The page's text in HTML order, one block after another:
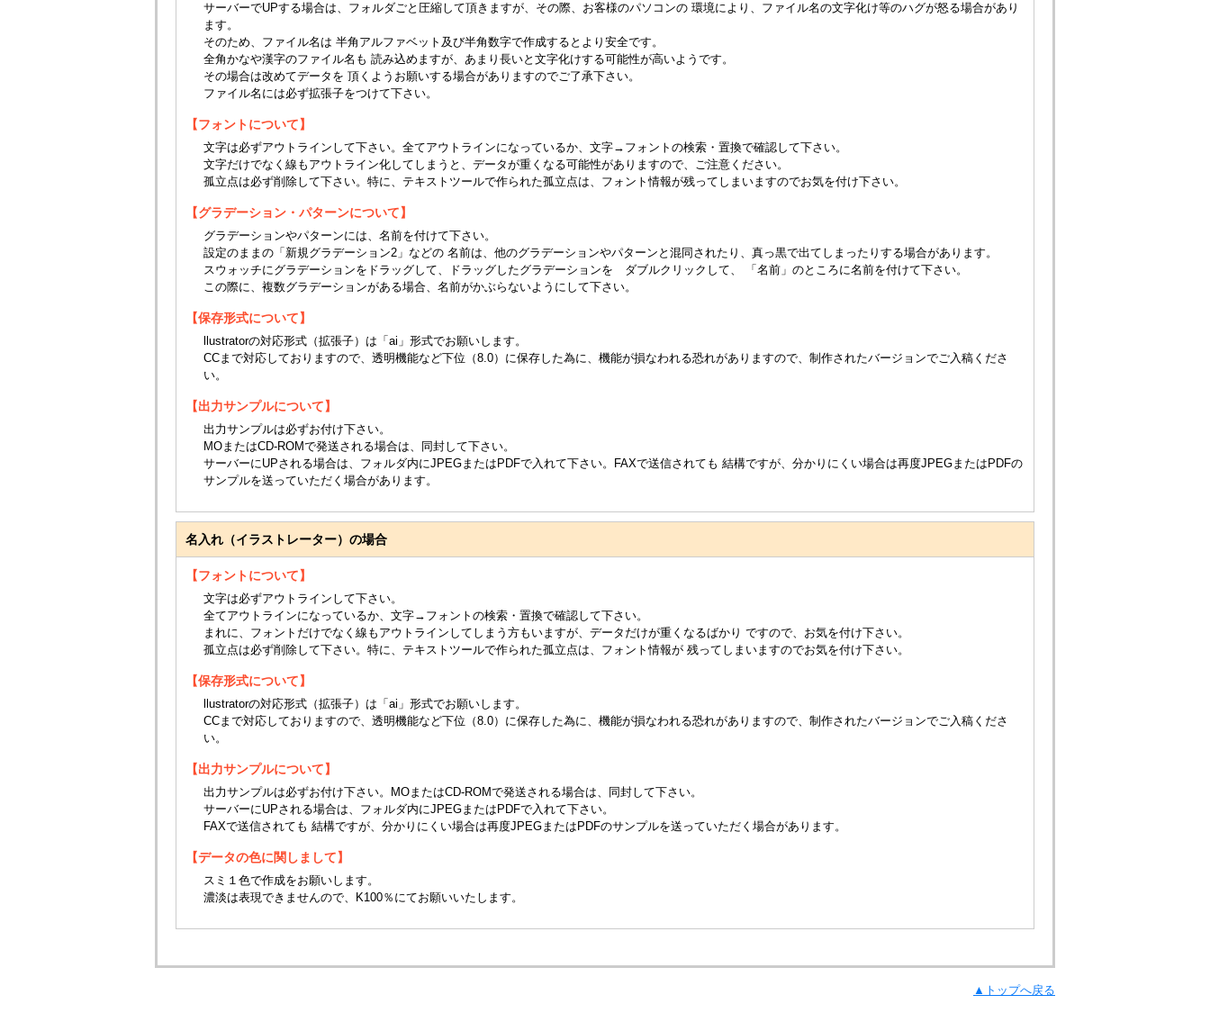
サーバーでUPする場合は、フォルダごと圧縮して頂きますが、その際、お客様のパソコンの 環境により、ファイル名の文字化け等のハグが怒る場合があり
ます。
そのため、ファイル名は 半角アルファベット及び半角数字で作成するとより安全です。
全角かなや漢字のファイル名も 読み込めますが、あまり長いと文字化けする可能性が高いようです。
その場合は改めてデータを 頂くようお願いする場合がありますのでご了承下さい。
ファイル名には必ず拡張子をつけて下さい。
【フォントについて】
文字は必ずアウトラインして下さい。全てアウトラインになっているか、文字→フォントの検索・置換で確認して下さい。
文字だけでなく線もアウトライン化してしまうと、データが重くなる可能性がありますので、ご注意ください。
孤立点は必ず削除して下さい。特に、テキストツールで作られた孤立点は、フォント情報が残ってしまいますのでお気を付け下さい。
【グラデーション・パターンについて】
グラデーションやパターンには、名前を付けて下さい。
設定のままの「新規グラデーション2」などの 名前は、他のグラデーションやパターンと混同されたり、真っ黒で出てしまったりする場合があります。
スウォッチにグラデーションをドラッグして、ドラッグしたグラデーションを ダブルクリックして、 「名前」のところに名前を付けて下さい。
この際に、複数グラデーションがある場合、名前がかぶらないようにして下さい。
【保存形式について】
llustratorの対応形式（拡張子）は「ai」形式でお願いします。
CCまで対応しておりますので、透明機能など下位（8.0）に保存した為に、機能が損なわれる恐れがありますので、制作されたバージョンでご入稿くださ
い。
【出力サンプルについて】
出力サンプルは必ずお付け下さい。
MOまたはCD-ROMで発送される場合は、同封して下さい。
サーバーにUPされる場合は、フォルダ内にJPEGまたはPDFで入れて下さい。FAXで送信されても 結構ですが、分かりにくい場合は再度JPEGまたはPDFの
サンプルを送っていただく場合があります。
名入れ（イラストレーター）の場合
【フォントについて】
文字は必ずアウトラインして下さい。
全てアウトラインになっているか、文字→フォントの検索・置換で確認して下さい。
まれに、フォントだけでなく線もアウトラインしてしまう方もいますが、データだけが重くなるばかり ですので、お気を付け下さい。
孤立点は必ず削除して下さい。特に、テキストツールで作られた孤立点は、フォント情報が 残ってしまいますのでお気を付け下さい。
【保存形式について】
llustratorの対応形式（拡張子）は「ai」形式でお願いします。
CCまで対応しておりますので、透明機能など下位（8.0）に保存した為に、機能が損なわれる恐れがありますので、制作されたバージョンでご入稿くださ
い。
【出力サンプルについて】
出力サンプルは必ずお付け下さい。MOまたはCD-ROMで発送される場合は、同封して下さい。
サーバーにUPされる場合は、フォルダ内にJPEGまたはPDFで入れて下さい。
FAXで送信されても 結構ですが、分かりにくい場合は再度JPEGまたはPDFのサンプルを送っていただく場合があります。
【データの色に関しまして】
スミ１色で作成をお願いします。
濃淡は表現できませんので、K100％にてお願いいたします。
▲トップへ戻る